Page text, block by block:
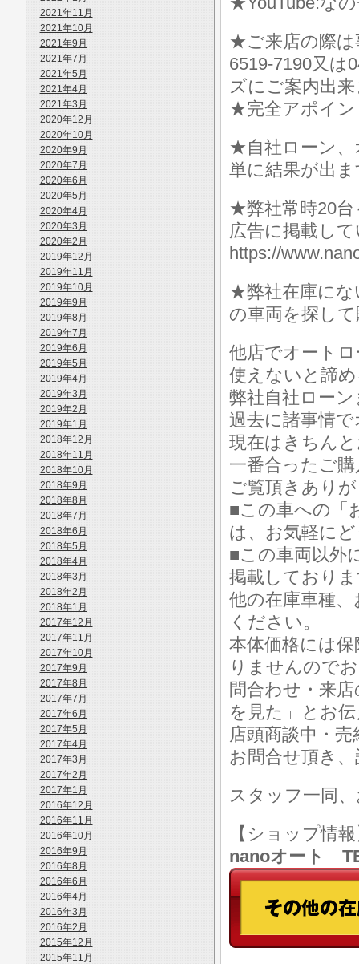
2021年11月
2021年10月
2021年9月
2021年7月
2021年5月
2021年4月
2021年3月
2020年12月
2020年10月
2020年9月
2020年7月
2020年6月
2020年5月
2020年4月
2020年3月
2020年2月
2019年12月
2019年11月
2019年10月
2019年9月
2019年8月
2019年7月
2019年6月
2019年5月
2019年4月
2019年3月
2019年2月
2019年1月
2018年12月
2018年11月
2018年10月
2018年9月
2018年8月
2018年7月
2018年6月
2018年5月
2018年4月
2018年3月
2018年2月
2018年1月
2017年12月
2017年11月
2017年10月
2017年9月
2017年8月
2017年7月
2017年6月
2017年5月
2017年4月
2017年3月
2017年2月
2017年1月
2016年12月
2016年11月
2016年10月
2016年9月
2016年8月
2016年6月
2016年4月
2016年3月
2016年2月
2015年12月
2015年11月
★ご来店の際は
6519-7190又は
ズにご案内出
★完全アポイ
★自社ローン、
単に結果が出
★弊社常時20台
広告に掲載し
https://
★弊社在庫にな
の車両を探し
他店でオート
使えないと諦
弊社自社ロー
過去に諸事情
現在はきちん
一番合ったご
ご覧頂きあり
■この車への「
は、お気軽に
■この車両以外
掲載しており
他の在庫車種
ください。
本体価格には
りませんので
問合わせ・来
を見た」とお
店頭商談中・
お問合せ頂き
スタッフ一同
【ショップ情
nanoオート